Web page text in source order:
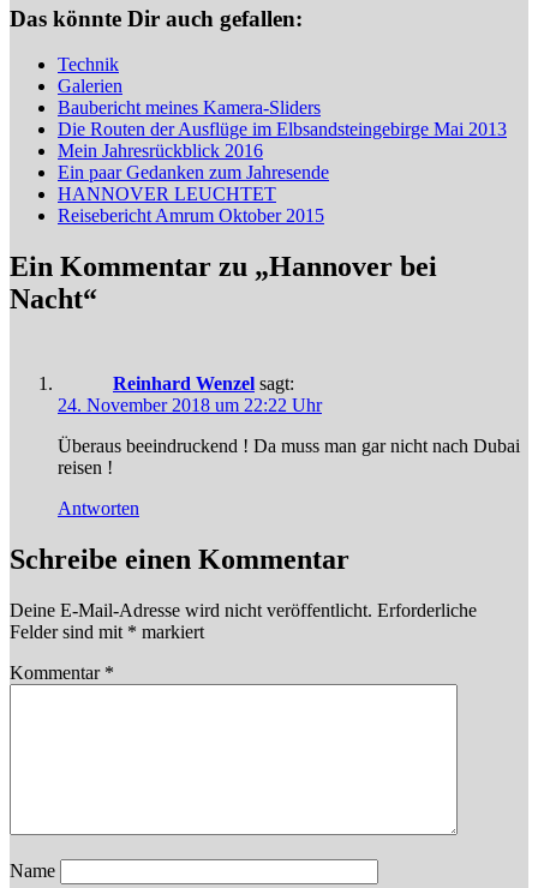
Das könnte Dir auch gefallen:
Technik
Galerien
Baubericht meines Kamera-Sliders
Die Routen der Ausflüge im Elbsandsteingebirge Mai 2013
Mein Jahresrückblick 2016
Ein paar Gedanken zum Jahresende
HANNOVER LEUCHTET
Reisebericht Amrum Oktober 2015
Ein Kommentar zu „Hannover bei
Nacht“
Reinhard Wenzel sagt:
24. November 2018 um 22:22 Uhr
Überaus beeindruckend ! Da muss man gar nicht nach Dubai
reisen !
Antworten
Schreibe einen Kommentar
Deine E-Mail-Adresse wird nicht veröffentlicht. Erforderliche
Felder sind mit * markiert
Kommentar *
Name